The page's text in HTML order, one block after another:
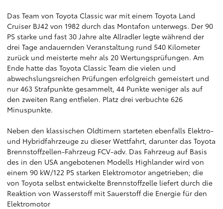
Das Team von Toyota Classic war mit einem Toyota Land
Cruiser BJ42 von 1982 durch das Montafon unterwegs. Der 90
PS starke und fast 30 Jahre alte Allradler legte während der
drei Tage andauernden Veranstaltung rund 540 Kilometer
zurück und meisterte mehr als 20 Wertungsprüfungen. Am
Ende hatte das Toyota Classic Team die vielen und
abwechslungsreichen Prüfungen erfolgreich gemeistert und
nur 463 Strafpunkte gesammelt, 44 Punkte weniger als auf
den zweiten Rang entfielen. Platz drei verbuchte 626
Minuspunkte.
Neben den klassischen Oldtimern starteten ebenfalls Elektro-
und Hybridfahrzeuge zu dieser Wettfahrt, darunter das Toyota
Brennstoffzellen-Fahrzeug FCV-adv. Das Fahrzeug auf Basis
des in den USA angebotenen Modells Highlander wird von
einem 90 kW/122 PS starken Elektromotor angetrieben; die
von Toyota selbst entwickelte Brennstoffzelle liefert durch die
Reaktion von Wasserstoff mit Sauerstoff die Energie für den
Elektromotor